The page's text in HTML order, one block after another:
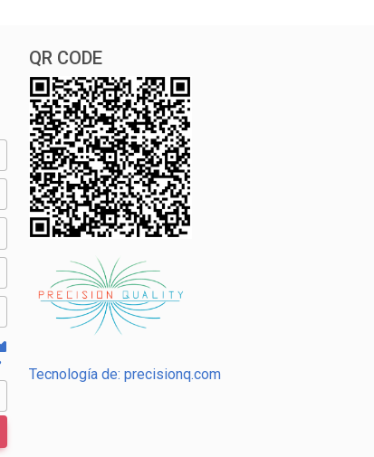
QR CODE
Tecnología de: precisionq.com